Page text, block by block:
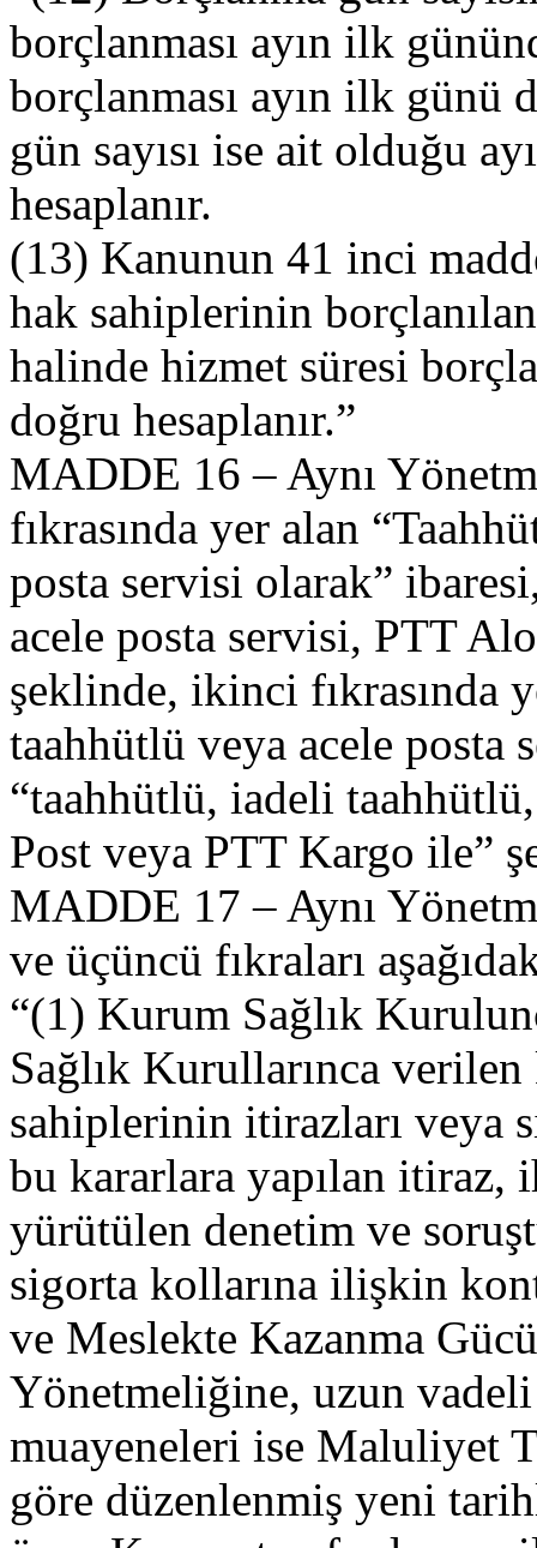
borçlanması ayın ilk
borçlanması ayın ilk günü
gün sayısı ise ait olduğu
hesaplanır.
(13) Kanunun 41 inci
hak sahiplerinin
halinde hizmet süresi
doğru hesaplanır.”
MADDE 16 – Aynı
fıkrasında yer alan
posta servisi olarak”
acele posta servisi, PTT
şeklinde, ikinci fıkrasında
taahhütlü veya acele posta
“taahhütlü, iadeli
Post veya PTT Kargo ile”
MADDE 17 – Aynı
ve üçüncü fıkraları
“(1) Kurum Sağlık
Sağlık Kurullarınca
sahiplerinin itirazları veya
bu kararlara yapılan itiraz,
yürütülen denetim ve
sigorta kollarına ilişkin
ve Meslekte Kazanma
Yönetmeliğine, uzun
muayeneleri ise Maluliyet
göre düzenlenmiş yeni